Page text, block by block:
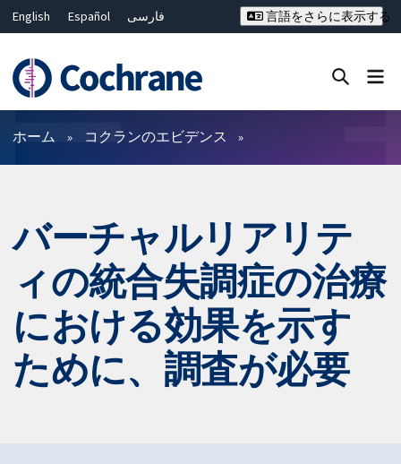
English Español
فارسی
Deutsch
Bahasa Malaysia
ไทย
繁體中文
简体中文
言語をさらに表示する
フィルター
ホーム コクランのエビデンス
バーチャルリアリテ
ィの統合失調症の治療
における効果を示す
ために、調査が必要